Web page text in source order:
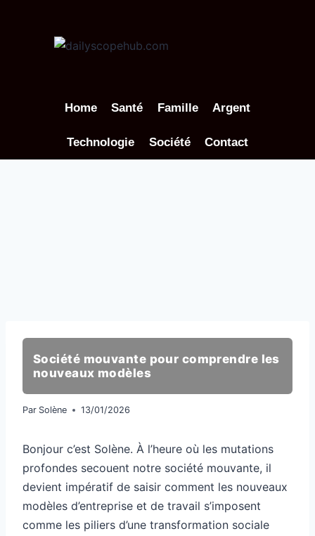
Home Santé Famille Argent
Technologie Société Contact
Société mouvante pour comprendre les
nouveaux modèles
Par Solène 13/01/2026
Bonjour c’est Solène. À l’heure où les mutations
profondes secouent notre société mouvante, il
devient impératif de saisir comment les nouveaux
modèles d’entreprise et de travail s’imposent
comme les piliers d’une transformation sociale